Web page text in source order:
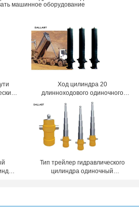
машинное оборудование
Ход цилиндра 20
длинноходового одиночного
действующего гидравлического
самосвала телескопичный
Тип трейлер гидравлического
цилиндра одиночный